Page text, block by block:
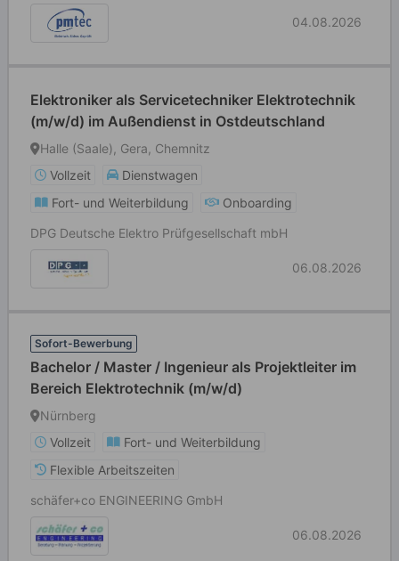
04.08.2026
Elektroniker als Servicetechniker Elektrotechnik
(m/w/d) im Außendienst in Ostdeutschland
Halle (Saale), Gera, Chemnitz
Vollzeit
Dienstwagen
Fort- und Weiterbildung
Onboarding
DPG Deutsche Elektro Prüfgesellschaft mbH
06.08.2026
Sofort-Bewerbung
Bachelor / Master / Ingenieur als Projektleiter im
Bereich Elektrotechnik (m/w/d)
Nürnberg
Vollzeit
Fort- und Weiterbildung
Flexible Arbeitszeiten
schäfer+co ENGINEERING GmbH
06.08.2026